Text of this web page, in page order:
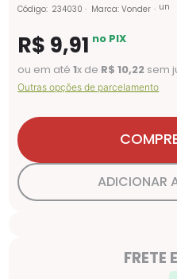
Código: 234030 Marca:Vonder un
R$ 9,91 no PIX
ou em até1x de R$ 10,22 sem
Outras opções de parcelamento
ADICIONAR